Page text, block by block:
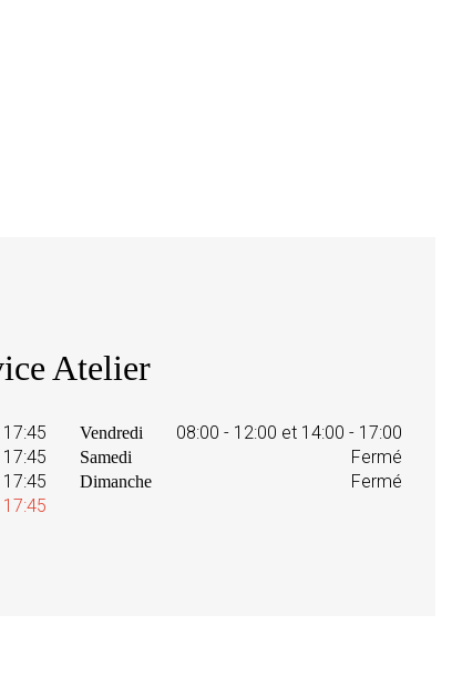
Atelier
Vendredi 08:00 - 12:00 et 14:00 - 17:00
Samedi Fermé
Dimanche Fermé